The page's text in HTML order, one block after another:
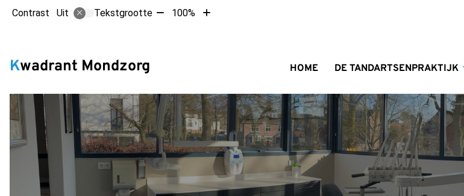
Contrast Uit Tekstgrootte Tekst100%
Tekst
Kwadrant Mondzorg HOME
DE TANDARTSENPRAKTIJK